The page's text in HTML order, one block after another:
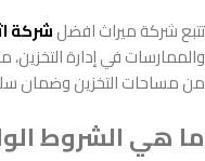
تتبع شركة ميراث افضلشركة
والممارسات في إدارة
من مساحات التخزين وضمان
ما هي الشروط